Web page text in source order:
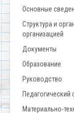
Основные
Структура и
организацией
Документы
Образование
Руководство
Педагогический
Материально-